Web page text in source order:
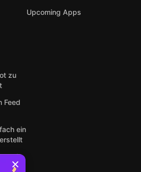
Upcoming Apps
zu
Feed
ein
und